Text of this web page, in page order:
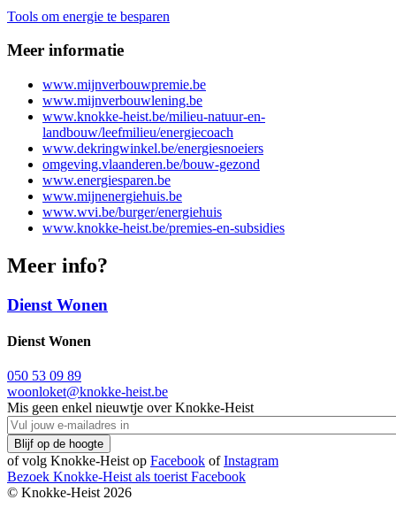
Tools om energie te besparen
Meer informatie
www.mijnverbouwpremie.be
www.mijnverbouwlening.be
www.knokke-heist.be/milieu-natuur-en-
landbouw/leefmilieu/energiecoach
www.dekringwinkel.be/energiesnoeiers
omgeving.vlaanderen.be/bouw-gezond
www.energiesparen.be
www.mijnenergiehuis.be
www.wvi.be/burger/energiehuis
www.knokke-heist.be/premies-en-subsidies
Meer info?
Dienst Wonen
Dienst Wonen
050 53 09 89
woonloket@knokke-heist.be
Mis geen enkel nieuwtje over Knokke-Heist
of volg Knokke-Heist op Facebook ofInstagram
Bezoek Knokke-Heist als toerist Facebook
© Knokke-Heist 2026